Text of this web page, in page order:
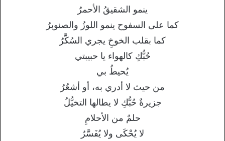
ينمو الشقيقُ الأحمرُ
كما على السفوح ينمو اللوزُ والصنوبرُ
كما بقلب الخوخِ يجري السُكَّرُ
حُبُّكِ كالهواء يا حبيبتي
يُحيطُ بي
من حيث لا أدري به، أو أشعُرُ
جزيرةٌ حُبُّكِ لا يطالها التخيُّلُ
حلمٌ من الأحلامِ
لا يُحْكَى ولا يُفَسَّرُ